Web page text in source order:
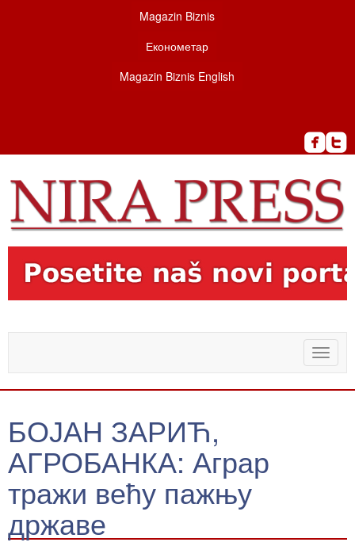
Magazin Biznis
Економетар
Magazin Biznis English
Toggle
БОЈАН ЗАРИЋ,
АГРОБАНКА: Аграр
тражи већу пажњу
државе